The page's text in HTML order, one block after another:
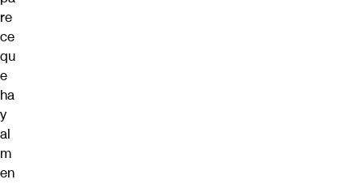
re
ce
qu
e
ha
y
al
m
en